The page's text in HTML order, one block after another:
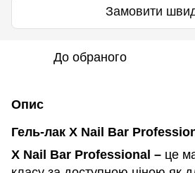
Замовити
До обраного
Опис
Гель-лак X Nail Bar
X Nail Bar Professional – це